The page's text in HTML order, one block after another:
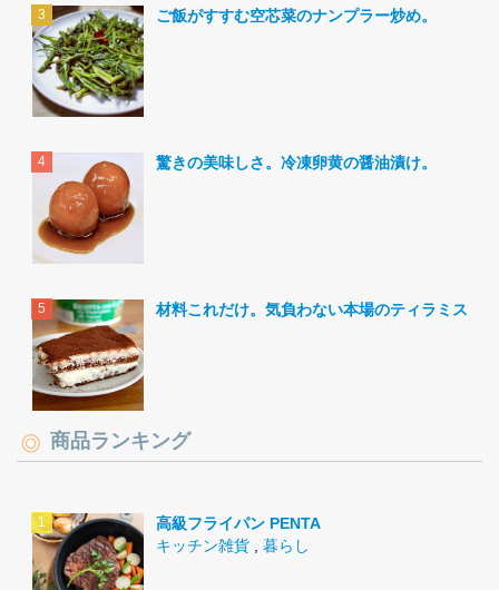
ご飯がすすむ空芯菜のナンプラー炒め。
驚きの美味しさ。冷凍卵黄の醤油漬け。
材料これだけ。気負わない本場のティラミス。
商品ランキング
高級フライパン PENTA
キッチン雑貨
暮らし